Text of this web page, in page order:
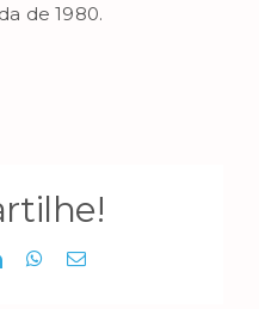
de 1980.
LinkedInWhatsApp
E-